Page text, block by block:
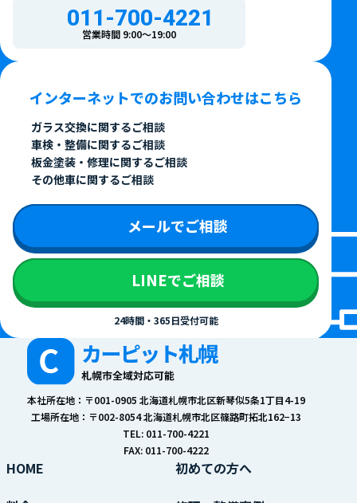
011-700-4221
営業時間 9:00〜19:00
インターネットでのお問い合わせはこちら
ガラス交換に関するご相談
車検・整備に関するご相談
板金塗装・修理に関するご相談
その他車に関するご相談
メールでご相談
LINEでご相談
24時間・365日受付可能
本社所在地：〒001-0905 北海道札幌市北区新琴似5条1丁目4-19
工場所在地：〒002-8054 北海道札幌市北区篠路町拓北162−13
TEL: 011-700-4221
FAX: 011-700-4222
HOME
初めての方へ